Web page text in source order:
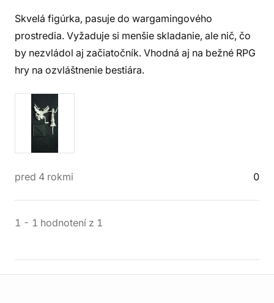
Skvelá figúrka, pasuje do wargamingového
prostredia. Vyžaduje si menšie skladanie, ale nič, čo
by nezvládol aj začiatočník. Vhodná aj na bežné RPG
hry na ozvláštnenie bestiára.
pred 4 rokmi 0
1 - 1 hodnotení z 1